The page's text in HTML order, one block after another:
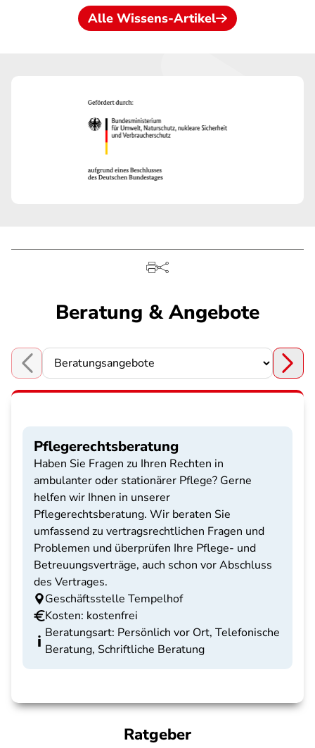
Alle Wissens-Artikel
Beratung & Angebote
Choose a section
Pflegerechtsberatung
Haben Sie Fragen zu Ihren Rechten in
ambulanter oder stationärer Pflege? Gerne
helfen wir Ihnen in unserer
Pflegerechtsberatung. Wir beraten Sie
umfassend zu vertragsrechtlichen Fragen und
Problemen und überprüfen Ihre Pflege- und
Betreuungsverträge, auch schon vor Abschluss
des Vertrages.
Geschäftsstelle Tempelhof
Kosten: kostenfrei
Beratungsart: Persönlich vor Ort, Telefonische
Beratung, Schriftliche Beratung
Ratgeber